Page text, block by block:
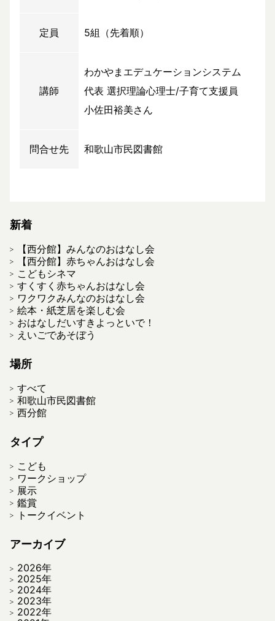
定員 5組（先着順）
講師
わかやまエデュケーションシステム
代表 選択理論心理士/子育て支援員
小佐田裕美さん
問合せ先 和歌山市民図書館
新着
【西分館】みんなのおはなし会
【西分館】赤ちゃんおはなし会
こどもシネマ
すくすく赤ちゃんおはなし会
ワクワクみんなのおはなし会
絵本・紙芝居を楽しむ会
おはなしだいすきよっといで！
えいごであそぼう
場所
すべて
和歌山市民図書館
西分館
タイプ
こども
ワークショップ
展示
鑑賞
トークイベント
アーカイブ
2026年
2025年
2024年
2023年
2022年